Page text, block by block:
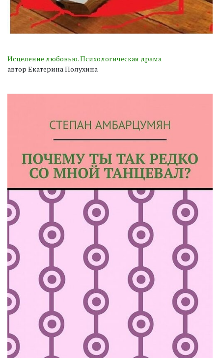
Исцеление любовью. Психологическая драма
автор Екатерина Полухина